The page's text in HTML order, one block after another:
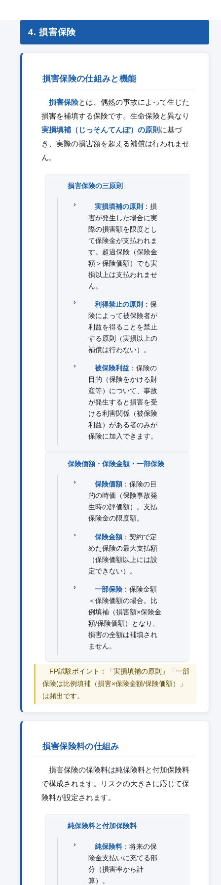
4. 損害保険
損害保険の仕組みと機能
損害保険とは、偶然の事故によって生じた
損害を補填する保険です。生命保険と異なり
実損填補（じっそんてんぽ）の原則 に基づ
き、実際の損害額を超える補償は行われませ
ん。
損害保険の三原則
実損填補の原則 ：損
害が発生した場合に実
際の損害額を限度とし
て保険金が支払われま
す。超過保険（保険金
額＞保険価額）でも実
損以上は支払われませ
ん。
利得禁止の原則 ：保
険によって被保険者が
利益を得ることを禁止
する原則（実損以上の
補償は行わない）。
被保険利益 ：保険の
目的（保険をかける財
産等）について、事故
が発生すると損害を受
ける利害関係（被保険
利益）がある者のみが
保険に加入できます。
保険価額・保険金額・一部保険
保険価額 ：保険の目
的の時価（保険事故発
生時の評価額）。支払
保険金の限度額。
保険金額：契約で定
めた保険の最大支払額
（保険価額以上には設
定できない）。
一部保険：保険金額
＜保険価額の場合。比
例填補（損害額×保険金
額/保険価額）となり、
損害の全額は補填され
ません。
FP試験ポイント：「実損填補の原則」「一部
保険は比例填補（損害×保険金額/保険価額）」
は頻出です。
損害保険料の仕組み
損害保険の保険料は純保険料と付加保険料
で構成されます。リスクの大きさに応じて保
険料が設定されます。
純保険料と付加保険料
純保険料：将来の保
険金支払いに充てる部
分（損害率から計
算）。